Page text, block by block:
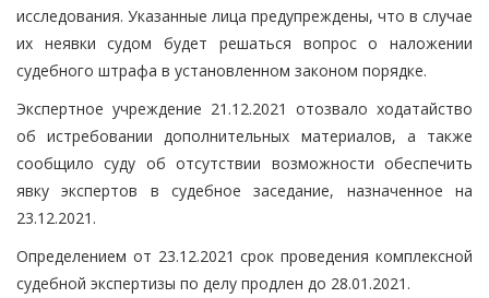
исследования. Указанные лица предупреждены, что в случае
их неявки судом будет решаться вопрос о наложении
судебного штрафа в установленном законом порядке.
Экспертное учреждение 21.12.2021 отозвало ходатайство
об истребовании дополнительных материалов, а также
сообщило суду об отсутствии возможности обеспечить
явку экспертов в судебное заседание, назначенное на
23.12.2021.
Определением от 23.12.2021 срок проведения комплексной
судебной экспертизы по делу продлен до 28.01.2021.